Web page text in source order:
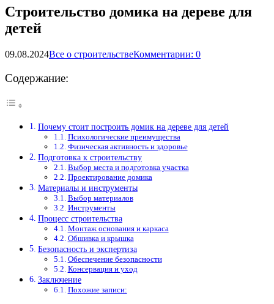
Строительство домика на дереве для
детей
09.08.2024Все о строительствеКомментарии: 0
Содержание:
Почему стоит построить домик на дереве для детей
Психологические преимущества
Физическая активность и здоровье
Подготовка к строительству
Выбор места и подготовка участка
Проектирование домика
Материалы и инструменты
Выбор материалов
Инструменты
Процесс строительства
Монтаж основания и каркаса
Обшивка и крышка
Безопасность и экспертиза
Обеспечение безопасности
Консервация и уход
Заключение
Похожие записи: